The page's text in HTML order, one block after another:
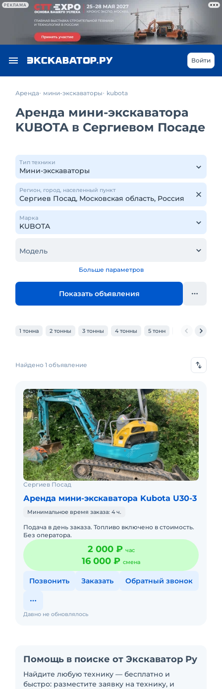
РЕКЛАМА
Войти
Аренда мини-экскаваторы kubota
Аренда мини-экскаватора
KUBOTA в Сергиевом Посаде
Тип техники
Регион, город, населенный пункт
Марка
Модель
Больше параметров
Показать объявления
1 тонна 2 тонны 3 тонны 4 тонны 5 тонн 6 тонн
Найдено 1 объявление
Сергиев Посад
Аренда мини-экскаватора Kubota U30-3
Минимальное время заказа: 4 ч.
Подача в день заказа. Топливо включено в стоимость.
Без оператора.
2 000 ₽ час
16 000 ₽ смена
Позвонить Заказать Обратный звонок
Давно не обновлялось
Помощь в поиске от Экскаватор Ру
Найдите любую технику — бесплатно и
быстро: разместите заявку на технику, и